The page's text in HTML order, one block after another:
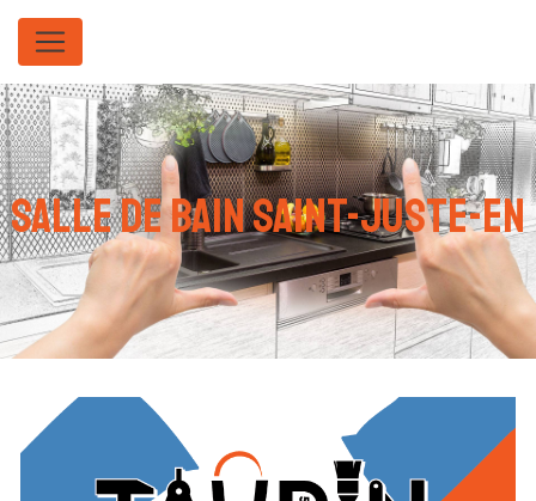
salle de bain Saint-juste-en
Panneau de gestion des cookies